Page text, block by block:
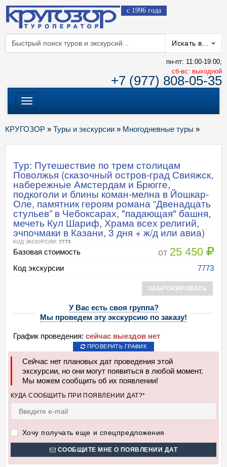
с 1996 года
Искать в...
пн-пт: 11:00-19:00;
cб-вс: выходной
+7 (977) 808-05-35
Меню
КРУГОЗОР » Туры и экскурсии » Многодневные туры »
Тур: Путешествие по трем столицам
Поволжья (сказочный остров-град Свияжск,
набережные Амстердам и Брюгге,
подкоголи и блины коман-мелна в Йошкар-
Оле, памятник героям романа “Двенадцать
стульев” в Чебоксарах, "падающая" башня,
мечеть Кул Шариф, Храма всех религий,
эчпочмаки в Казани, 3 дня + ж/д или авиа)
КОД ЭКСКУРСИИ: 7773
Базовая стоимость от 25 450
Код экскурсии 7773
ЗАБРОНИРОВАТЬ
У Вас есть своя группа?
Мы проведем эту экскурсию по заказу!
График проведения: сейчас выездов нет
ПРОВЕРИТЬ ГРАФИК
Сейчас нет плановых дат проведения этой
экскурсии, но они могут появиться в любой момент.
Мы можем сообщить об их появлении!
КУДА СООБЩИТЬ ПРИ ПОЯВЛЕНИИ ДАТ?*
Хочу получать еще и спецпредложения
СООБЩИТЕ МНЕ О ПОЯВЛЕНИИ ДАТ